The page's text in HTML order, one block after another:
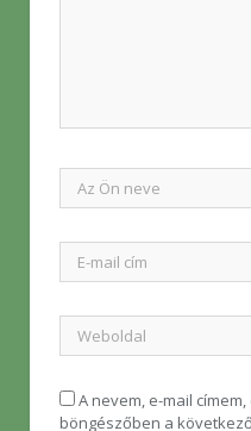
A nevem, e-mail
böngészőben a